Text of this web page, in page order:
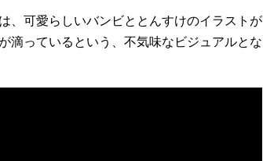
、可愛らしいバンビととんすけのイラストが
滴っているという、不気味なビジュアルとな